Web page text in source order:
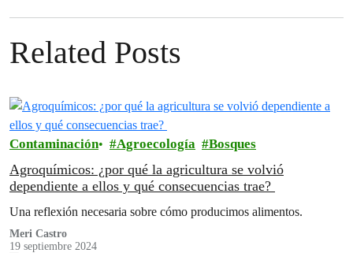
Related Posts
Contaminación Agroecología Bosques
Agroquímicos: ¿por qué la agricultura se volvió
dependiente a ellos y qué consecuencias trae?
Una reflexión necesaria sobre cómo producimos alimentos.
Meri Castro
19 septiembre 2024